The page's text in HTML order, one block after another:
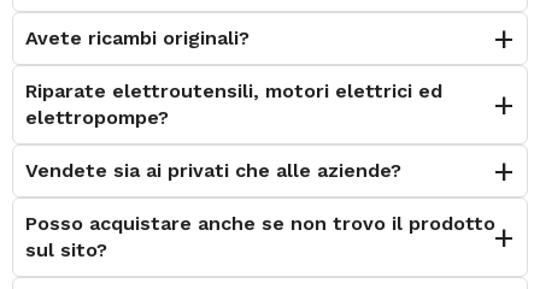
Avete ricambi originali?
Riparate elettroutensili, motori elettrici ed
elettropompe?
Vendete sia ai privati che alle aziende?
Posso acquistare anche se non trovo il prodotto
sul sito?